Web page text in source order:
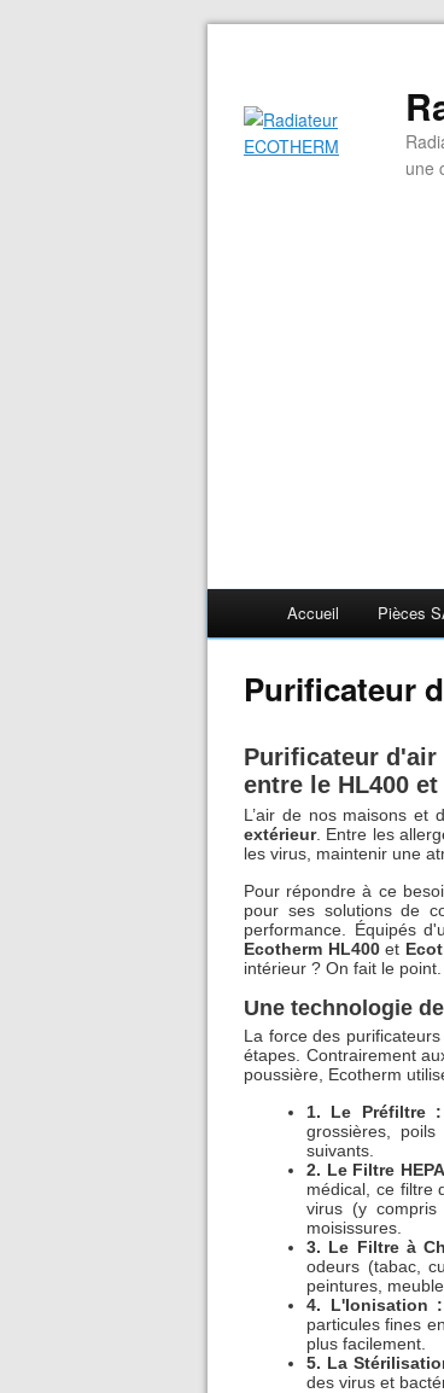
une
Accueil Pièces
Purificateur
Purificateur
entre le HL400 et
L’air de nos maisons et
extérieur. Entre les
les virus, maintenir une
Pour répondre à ce
pour ses solutions de
performance. Équipés
Ecotherm HL400et
intérieur ? On fait le point.
Une technologie
La force des
étapes. Contrairement
poussière, Ecotherm
1. Le Préfiltre :
grossières,
suivants.
2. Le Filtre
médical, ce filtre
virus (y
moisissures.
3. Le Filtre à
odeurs (tabac,
peintures,
4. L'Ionisation :
particules fines
plus facilement.
5. La
des virus et